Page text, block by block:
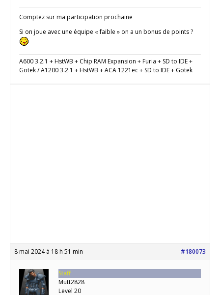
Comptez sur ma participation prochaine
Si on joue avec une équipe « faible » on a un bonus de points ?
A600 3.2.1 + HstWB + Chip RAM Expansion + Furia + SD to IDE +
Gotek / A1200 3.2.1 + HstWB + ACA 1221ec + SD to IDE + Gotek
8 mai 2024 à 18 h 51 min #180073
Staff
Mutt2828
Level 20